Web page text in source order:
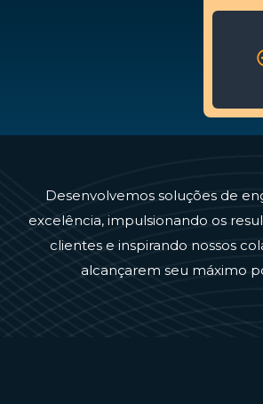
Desenvolvemos soluções de
excelência, impulsionando os
clientes e inspirando nossos
alcançarem seu máximo